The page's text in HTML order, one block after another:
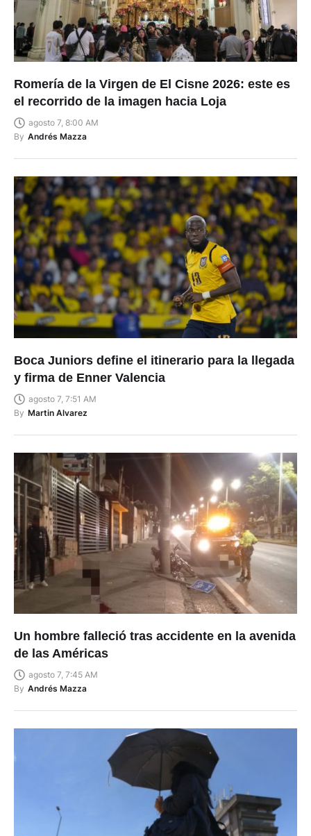
Romería de la Virgen de El Cisne 2026: este es
el recorrido de la imagen hacia Loja
agosto 7, 8:00 AM
By Andrés Mazza
Boca Juniors define el itinerario para la llegada
y firma de Enner Valencia
agosto 7, 7:51 AM
By Martin Alvarez
Un hombre falleció tras accidente en la avenida
de las Américas
agosto 7, 7:45 AM
By Andrés Mazza